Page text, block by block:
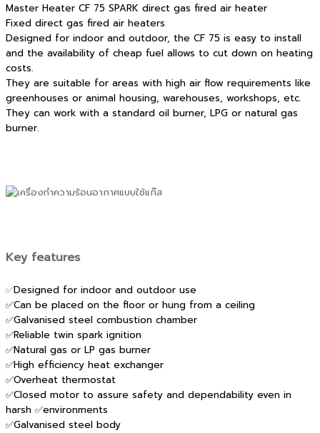
Master Heater CF 75 SPARK direct gas fired air heater
Fixed direct gas fired air heaters
Designed for indoor and outdoor, the CF 75 is easy to install
and the availability of cheap fuel allows to cut down on heating
costs.
They are suitable for areas with high air flow requirements like
greenhouses or animal housing, warehouses, workshops, etc.
They can work with a standard oil burner, LPG or natural gas
burner.
Key features
✅Designed for indoor and outdoor use
✅Can be placed on the floor or hung from a ceiling
✅Galvanised steel combustion chamber
✅Reliable twin spark ignition
✅Natural gas or LP gas burner
✅High efficiency heat exchanger
✅Overheat thermostat
✅Closed motor to assure safety and dependability even in
harsh ✅environments
✅Galvanised steel body